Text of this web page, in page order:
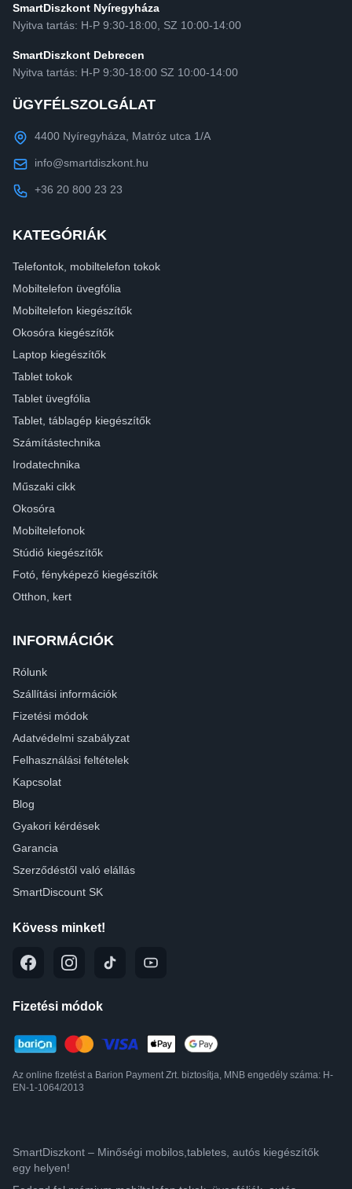
SmartDiszkont Nyíregyháza
Nyitva tartás: H-P 9:30-18:00, SZ 10:00-14:00
SmartDiszkont Debrecen
Nyitva tartás: H-P 9:30-18:00 SZ 10:00-14:00
ÜGYFÉLSZOLGÁLAT
4400 Nyíregyháza, Matróz utca 1/A
info@smartdiszkont.hu
+36 20 800 23 23
KATEGÓRIÁK
Telefontok, mobiltelefon tokok
Mobiltelefon üvegfólia
Mobiltelefon kiegészítők
Okosóra kiegészítők
Laptop kiegészítők
Tablet tokok
Tablet üvegfólia
Tablet, táblagép kiegészítők
Számítástechnika
Irodatechnika
Műszaki cikk
Okosóra
Mobiltelefonok
Stúdió kiegészítők
Fotó, fényképező kiegészítők
Otthon, kert
INFORMÁCIÓK
Rólunk
Szállítási információk
Fizetési módok
Adatvédelmi szabályzat
Felhasználási feltételek
Kapcsolat
Blog
Gyakori kérdések
Garancia
Szerződéstől való elállás
SmartDiscount SK
Kövess minket!
Fizetési módok
Az online fizetést a Barion Payment Zrt. biztosítja, MNB engedély száma: H-
EN-1-1064/2013
SmartDiszkont – Minőségi mobilos,tabletes, autós kiegészítők
egy helyen!